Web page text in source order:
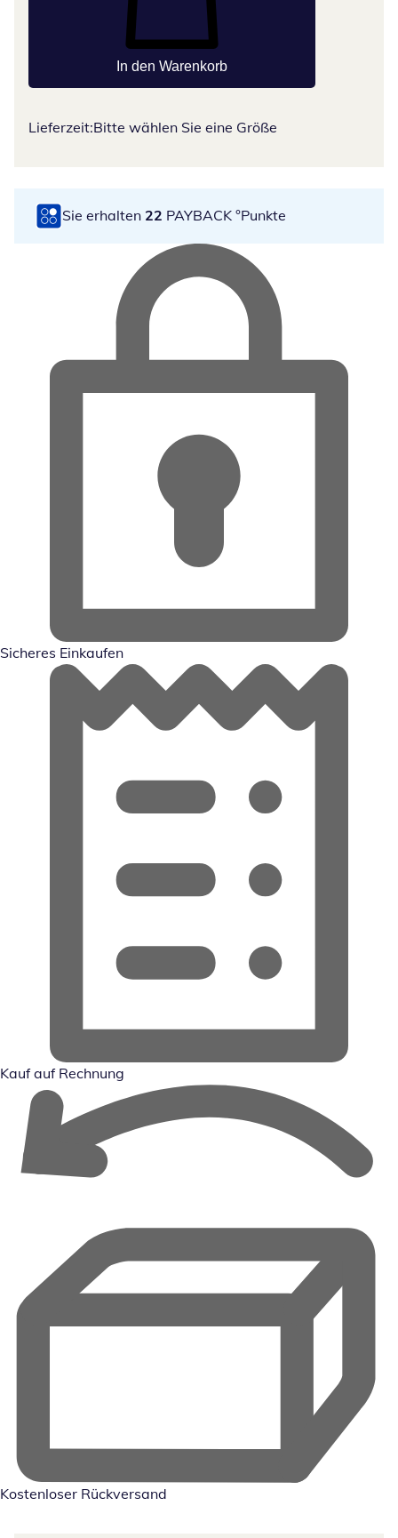
In den Warenkorb
Lieferzeit:Bitte wählen Sie eine Größe
Sie erhalten 22 PAYBACK °Punkte
Sicheres Einkaufen
Kauf auf Rechnung
Kostenloser Rückversand